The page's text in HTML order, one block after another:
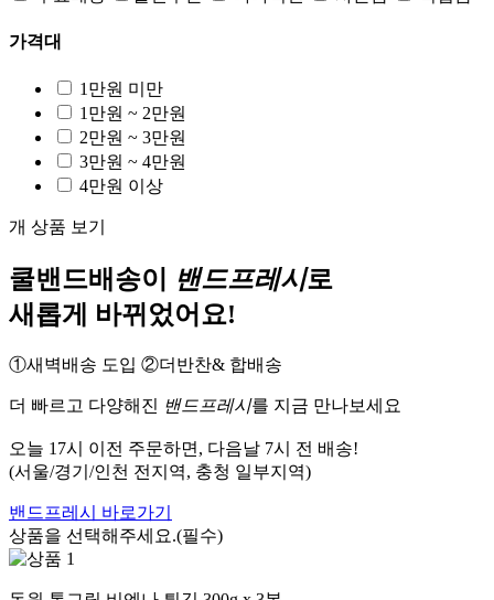
1만원 미만
1만원 ~ 2만원
2만원 ~ 3만원
3만원 ~ 4만원
4만원 이상
쿨밴드배송이밴드프레시
①새벽배송 도입 ②더반찬& 합배송
오늘 17시 이전 주문하면, 다음날 7시 전 배송!
(서울/경기/인천 전지역, 충청 일부지역)
밴드프레시 바로가기
상품을 선택해주세요.(필수)